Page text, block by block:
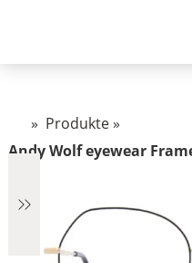
» Produkte»
Andy Wolf eyewear